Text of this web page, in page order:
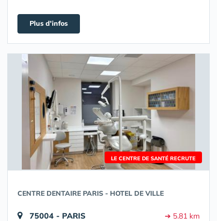
Plus d'infos
LE CENTRE DE SANTÉ RECRUTE
CENTRE DENTAIRE PARIS - HOTEL DE VILLE
75004 - PARIS ➔ 5.81 km